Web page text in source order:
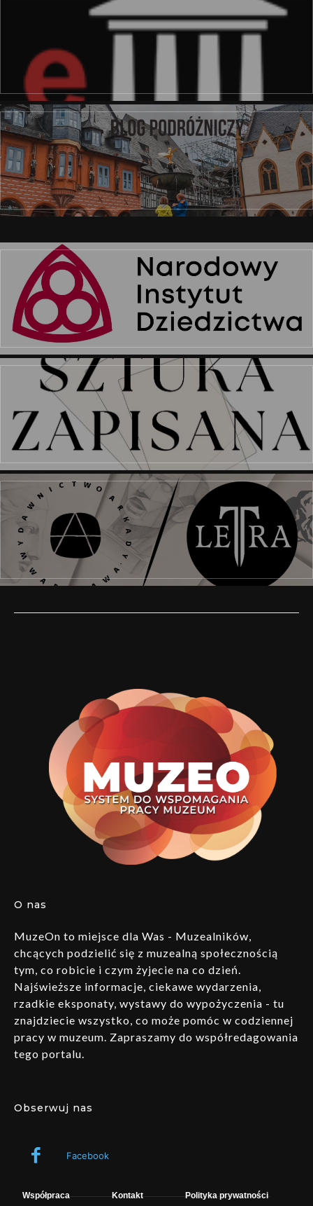
O nas
MuzeOn to miejsce dla Was - Muzealników,
chcących podzielić się z muzealną społecznością
tym, co robicie i czym żyjecie na co dzień.
Najświeższe informacje, ciekawe wydarzenia,
rzadkie eksponaty, wystawy do wypożyczenia - tu
znajdziecie wszystko, co może pomóc w codziennej
pracy w muzeum. Zapraszamy do współredagowania
tego portalu.
Obserwuj nas
Facebook
Współpraca Kontakt Polityka prywatności